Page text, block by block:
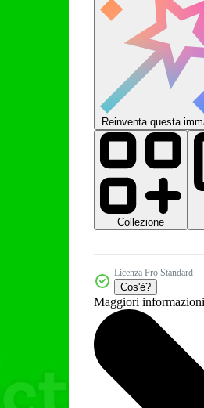
Reinventa questa
Collezione
Licenza Pro Standard
Cos'è?
Maggiori informazioni